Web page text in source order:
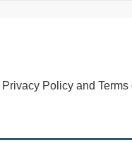
Privacy Policy and Terms